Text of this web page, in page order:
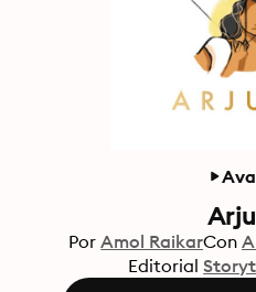
Por Amol RaikarCon
Editorial